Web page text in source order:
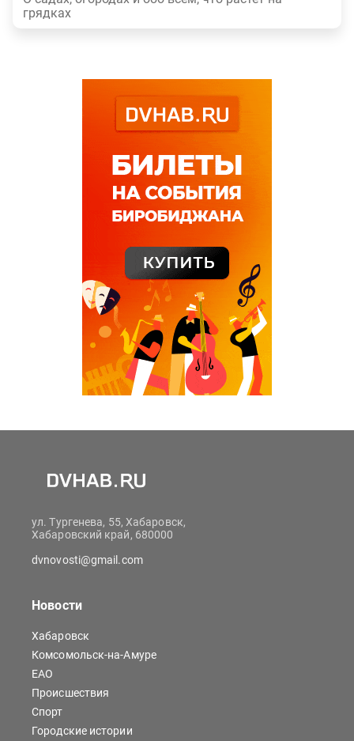
грядках
ул. Тургенева, 55, Хабаровск,
Хабаровский край, 680000
dvnovosti@gmail.com
Новости
Хабаровск
Комсомольск-на-Амуре
ЕАО
Происшествия
Спорт
Городские истории